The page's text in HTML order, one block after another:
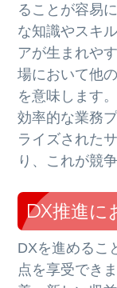
ることが容易
な知識やスキ
アが生まれや
場において他
を意味します
効率的な業務
ライズされた
り、これが競
DX推進に
DXを進めるこ
点を享受でき